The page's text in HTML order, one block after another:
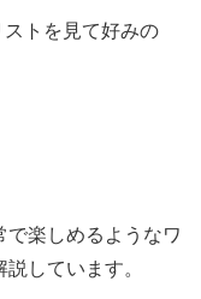
トを見て好みの
で楽しめるようなワ
しています。